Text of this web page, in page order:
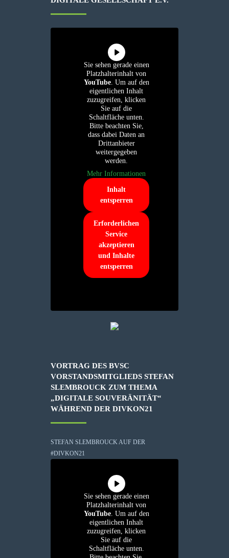
Sie sehen gerade einen
Platzhalterinhalt von
YouTube. Um auf den
eigentlichen Inhalt
zuzugreifen, klicken
Sie auf die
Schaltfläche unten.
Bitte beachten Sie,
dass dabei Daten an
Drittanbieter
weitergegeben
werden.
Mehr Informationen
Inhalt
entsperren
Erforderlichen
Service
akzeptieren
und Inhalte
entsperren
VORTRAG DES BVSC
VORSTANDSMITGLIEDS STEFAN
SLEMBROUCK ZUM THEMA
„DIGITALE SOUVERÄNITÄT“
WÄHREND DER DIVKON21
STEFAN SLEMBROUCK AUF DER
#DIVKON21
Sie sehen gerade einen
Platzhalterinhalt von
YouTube. Um auf den
eigentlichen Inhalt
zuzugreifen, klicken
Sie auf die
Schaltfläche unten.